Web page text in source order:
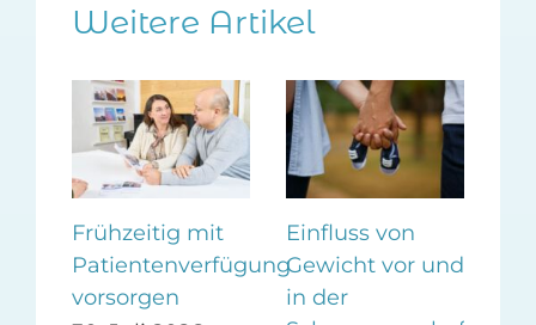
Weitere Artikel
Frühzeitig mit
Patientenverfügung
vorsorgen
Einfluss von
Gewicht vor und
in der